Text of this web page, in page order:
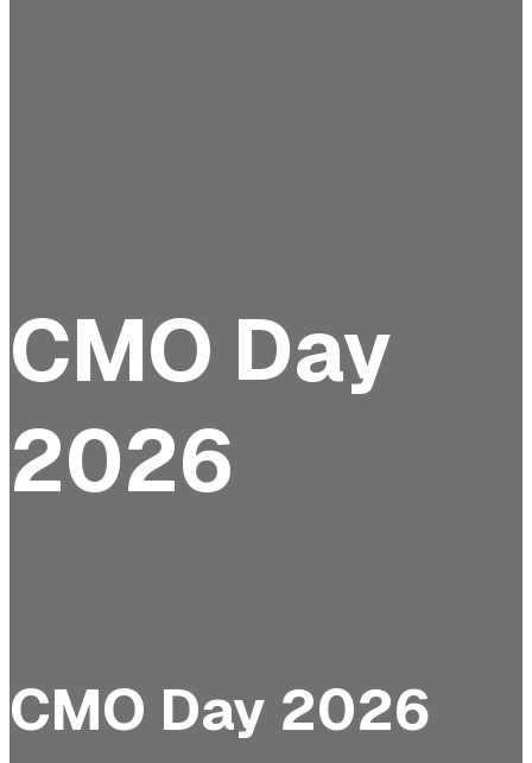
CMO Day
2026
CMO Day 2026